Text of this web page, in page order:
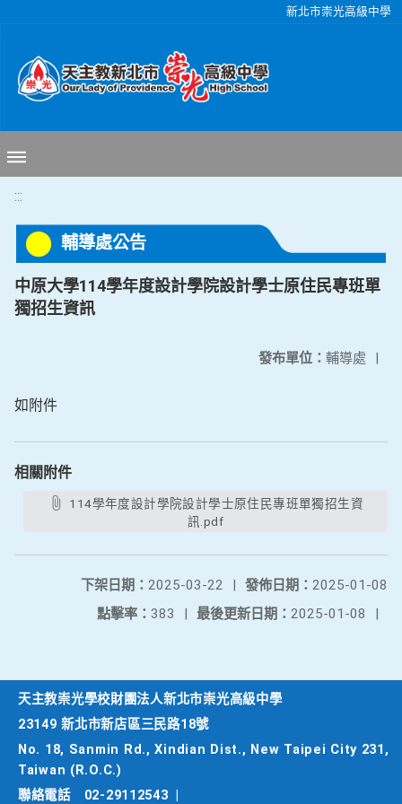
新北市崇光高級中學
:::
輔導處公告
中原大學114學年度設計學院設計學士原住民專班單
獨招生資訊
發布單位： 輔導處 |
如附件
相關附件
訊.pdf
發佈日期： 2025-01-08
下架日期： 2025-03-22
|
最後更新日期： 2025-01-08 |
點擊率： 383 |
天主教崇光學校財團法人新北市崇光高級中學
23149 新北市新店區三民路18號
No. 18, Sanmin Rd., Xindian Dist., New Taipei City 231,
Taiwan (R.O.C.)
聯絡電話
02-29112543